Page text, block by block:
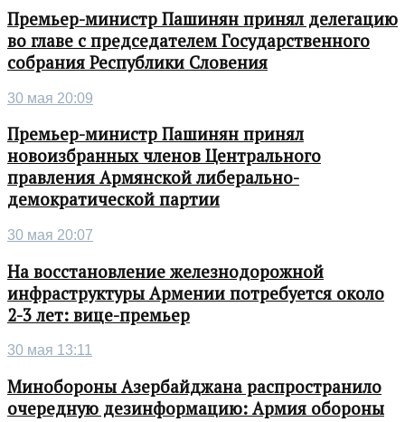
Премьер-министр Пашинян принял делегацию
во главе с председателем Государственного
собрания Республики Словения
30 мая 20:09
Премьер-министр Пашинян принял
новоизбранных членов Центрального
правления Армянской либерально-
демократической партии
30 мая 20:07
На восстановление железнодорожной
инфраструктуры Армении потребуется около
2-3 лет: вице-премьер
30 мая 13:11
Минобороны Азербайджана распространило
очередную дезинформацию: Армия обороны